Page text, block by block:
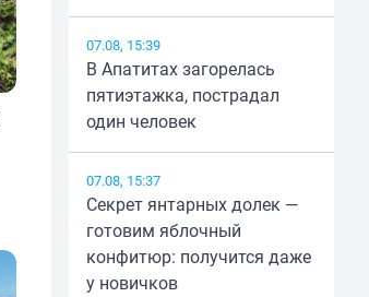
07.08, 15:39
В Апатитах загорелась
пятиэтажка, пострадал
один человек
07.08, 15:37
Секрет янтарных долек —
готовим яблочный
конфитюр: получится даже
у новичков